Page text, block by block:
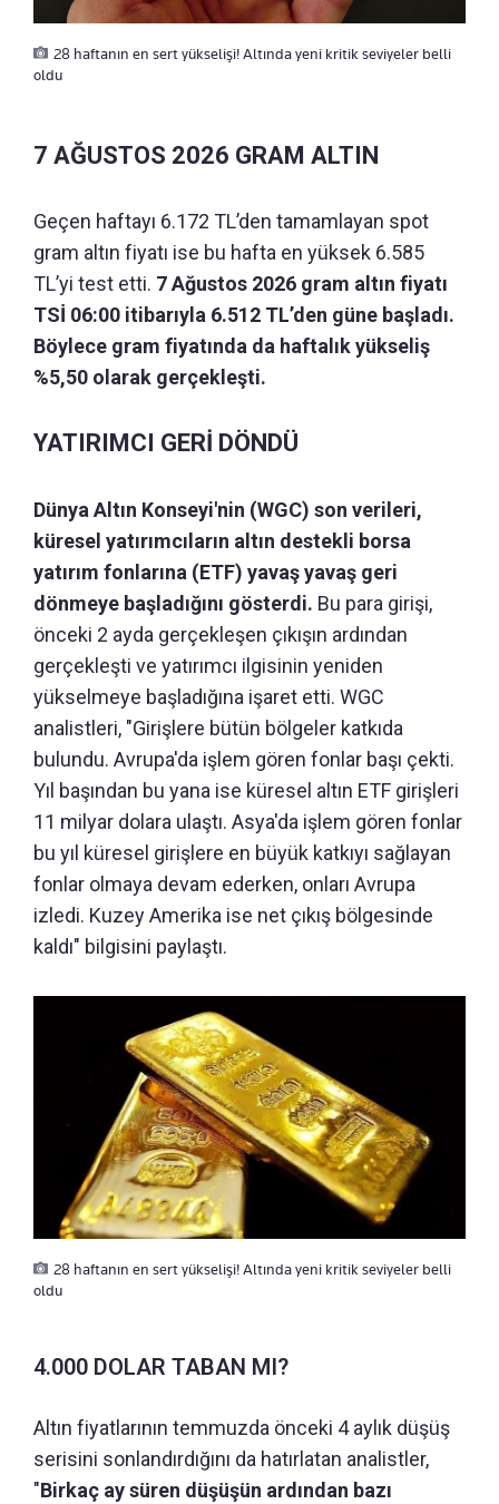
28 haftanın en sert yükselişi! Altında yeni kritik seviyeler belli
oldu
7 AĞUSTOS 2026 GRAM ALTIN
Geçen haftayı 6.172 TL’den tamamlayan spot
gram altın fiyatı ise bu hafta en yüksek 6.585
TL’yi test etti. 7 Ağustos 2026 gram altın fiyatı
TSİ 06:00 itibarıyla 6.512 TL’den güne başladı.
Böylece gram fiyatında da haftalık yükseliş
%5,50 olarak gerçekleşti.
YATIRIMCI GERİ DÖNDÜ
Dünya Altın Konseyi'nin (WGC) son verileri,
küresel yatırımcıların altın destekli borsa
yatırım fonlarına (ETF) yavaş yavaş geri
dönmeye başladığını gösterdi. Bu para girişi,
önceki 2 ayda gerçekleşen çıkışın ardından
gerçekleşti ve yatırımcı ilgisinin yeniden
yükselmeye başladığına işaret etti. WGC
analistleri, "Girişlere bütün bölgeler katkıda
bulundu. Avrupa'da işlem gören fonlar başı çekti.
Yıl başından bu yana ise küresel altın ETF girişleri
11 milyar dolara ulaştı. Asya'da işlem gören fonlar
bu yıl küresel girişlere en büyük katkıyı sağlayan
fonlar olmaya devam ederken, onları Avrupa
izledi. Kuzey Amerika ise net çıkış bölgesinde
kaldı" bilgisini paylaştı.
28 haftanın en sert yükselişi! Altında yeni kritik seviyeler belli
oldu
4.000 DOLAR TABAN MI?
Altın fiyatlarının temmuzda önceki 4 aylık düşüş
serisini sonlandırdığını da hatırlatan analistler,
"Birkaç ay süren düşüşün ardından bazı